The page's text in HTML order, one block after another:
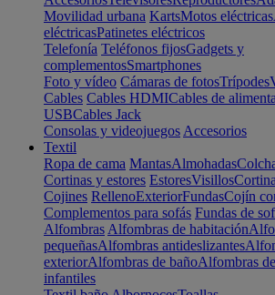
Movilidad urbana KartsMotos eléctricas
eléctricasPatinetes eléctricos
Telefonía Teléfonos fijosGadgets y
complementosSmartphones
Foto y vídeo Cámaras de fotosTrípodes
Cables Cables HDMICables de
USBCables Jack
Consolas y videojuegos Accesorios
Textil
Ropa de cama MantasAlmohadas
Cortinas y estores EstoresVisillos
Cojines RellenoExteriorFundasCojín
Complementos para sofás Fundas de
Alfombras Alfombras de habitación
pequeñasAlfombras antideslizantes
exteriorAlfombras de bañoAlfombras
infantiles